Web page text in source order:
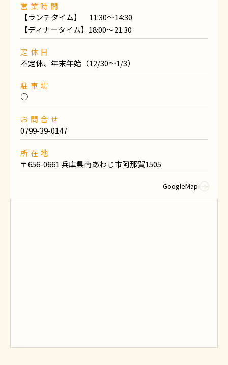
営業時間
【ランチタイム】 11:30〜14:30
【ディナータイム】18:00〜21:30
定休日
不定休、年末年始（12/30〜1/3）
駐車場
○
お問合せ
0799-39-0147
所在地
〒656-0661 兵庫県南あわじ市阿那賀1505
GoogleMap